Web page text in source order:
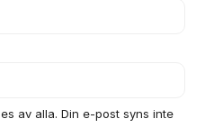
av alla. Din e-post syns inte